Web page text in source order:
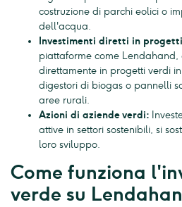
costruzione di parchi eolici o
dell'acqua.
Investimenti diretti in
piattaforme come Lendahand,
direttamente in progetti verdi
digestori di biogas o pannelli
aree rurali.
Azioni di aziende verdi:
attive in settori sostenibili, si
loro sviluppo.
Come funziona
verde su